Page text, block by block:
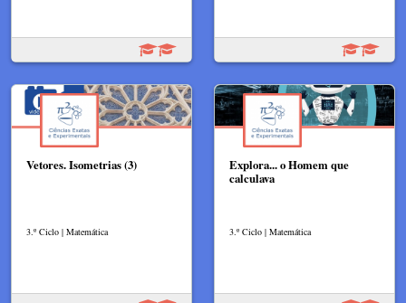
Vetores. Isometrias (3)
3.º Ciclo | Matemática
Explora... o Homem que
calculava
3.º Ciclo | Matemática